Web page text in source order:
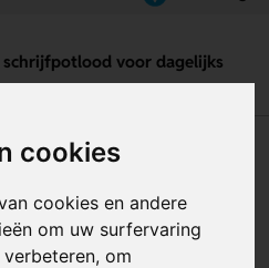
cookies
cookies en andere
om uw surfervaring
om
voor dagelijks
– Stijlvol
dagelijks